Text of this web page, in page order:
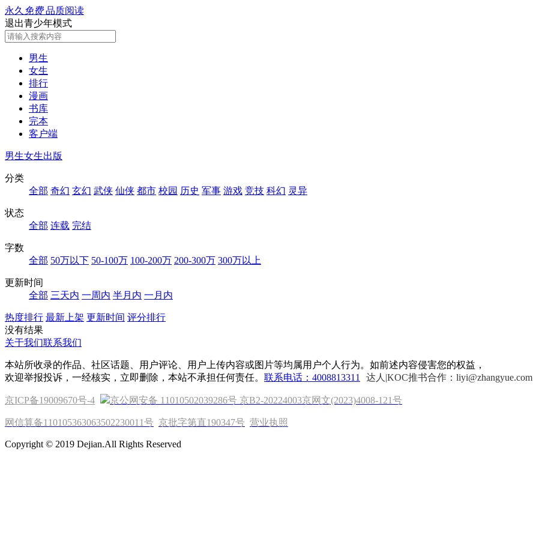
永久 免费品质阅读
退出青少年模式
男生
女生
排行
漫画
书库
完本
客户端
男生女生出版
分类
全部 奇幻 玄幻 武侠 仙侠 都市 校园 历史 军事 游戏 竞技 科幻 灵异
状态
全部 连载 完结
字数
全部 50万以下 50-100万 100-200万 200-300万 300万以上
更新时间
全部 三天内 一周内 半月内 一月内
热度排行 最新上架 更新时间 评分排行
没有结果
关于我们联系我们
本站所收录的作品、社区话题、用户评论、用户上传内容或图片等均属用户个人行为。如前述内容侵害您的权益，
欢迎举报投诉，一经核实，立即删除，本站不承担任何责任。 联系电话：4008813311 达人|KOC推书合作：liyi@zhangyue.com
京ICP备19009670号-4 京公网安备 11010502039286号 京B2-20224003京网文(2023)4008-121号
网信算备110105363063502230011号 京批字第直190347号 营业执照
Copyright © 2019 Dejian.All Rights Reserved